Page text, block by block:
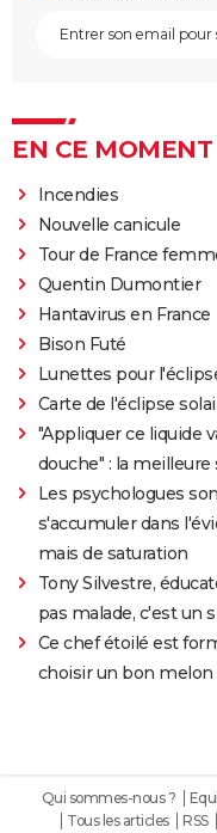
EN CE MOMENT
Incendies
Nouvelle canicule
Tour de France
Quentin Dumontier
Hantavirus en France
Bison Futé
Lunettes pour
Carte de l'éclipse
"Appliquer ce liquide
douche" : la
Les psychologues
s'accumuler dans
mais de saturation
Tony Silvestre,
pas malade, c'est un
Ce chef étoilé est
choisir un bon melon
Qui sommes-nous ?
Tous les articles
RSS